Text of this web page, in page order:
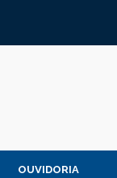
OUVIDORIA